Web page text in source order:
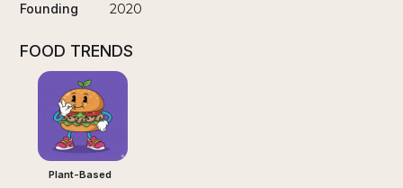
Founding 2020
FOOD TRENDS
Plant-Based